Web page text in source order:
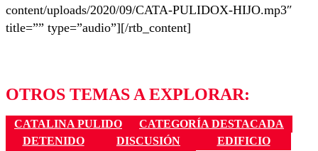
content/uploads/2020/09/CATA-PULIDOX-HIJO.mp3″
title=”” type=”audio”][/rtb_content]
OTROS TEMAS A EXPLORAR:
CATALINA PULIDO
CATEGORÍA DESTACADA
DETENIDO
DISCUSIÓN
EDIFICIO